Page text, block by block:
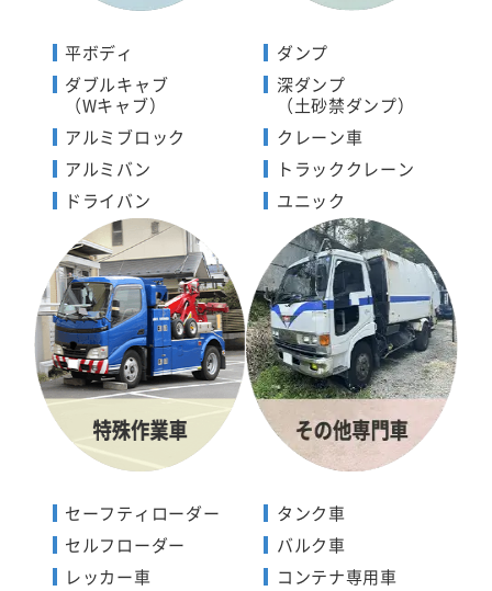
平ボディ
ダブルキャブ
（Wキャブ）
アルミブロック
アルミバン
ドライバン
ダンプ
深ダンプ
（土砂禁ダンプ）
クレーン車
トラッククレーン
ユニック
セーフティローダー
セルフローダー
レッカー車
タンク車
バルク車
コンテナ専用車